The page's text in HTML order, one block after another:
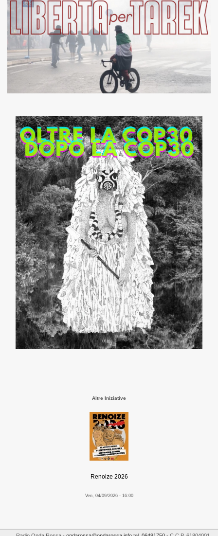
Altre Iniziative
Renoize 2026
Ven, 04/09/2026 - 16:00